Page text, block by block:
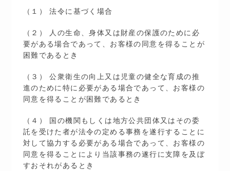
（１） 法令に基づく場合
（２） 人の生命、身体又は財産の保護のために必
要がある場合であって、お客様の同意を得ることが
困難であるとき
（３） 公衆衛生の向上又は児童の健全な育成の推
進のために特に必要がある場合であって、お客様の
同意を得ることが困難であるとき
（４） 国の機関もしくは地方公共団体又はその委
託を受けた者が法令の定める事務を遂行することに
対して協力する必要がある場合であって、お客様の
同意を得ることにより当該事務の遂行に支障を及ぼ
すおそれがあるとき